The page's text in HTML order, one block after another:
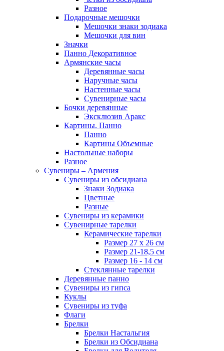
Разное
Подарочные мешочки
Мешочки знаки зодиака
Мешочки для вин
Значки
Панно Декоративное
Армянские часы
Деревянные часы
Наручные часы
Настенные часы
Сувенирные часы
Бочки деревянные
Эксклюзив Аракс
Картины. Панно
Панно
Картины Объемные
Настольные наборы
Разное
Сувениры – Армения
Сувениры из обсидиана
Знаки Зодиака
Цветные
Разные
Сувениры из керамики
Сувенирные тарелки
Керамические тарелки
Размер 27 х 26 см
Размер 21-18,5 см
Размер 16 - 14 см
Стеклянные тарелки
Деревянные панно
Сувениры из гипса
Куклы
Сувениры из туфа
Флаги
Брелки
Брелки Настальгия
Брелки из Обсидиана